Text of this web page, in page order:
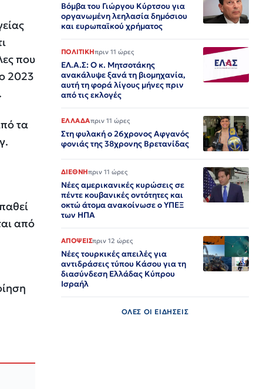
που
2023
τα
από
Βόμβα του Γιώργου Κύρτσου για
οργανωμένη λεηλασία δημόσιου
και ευρωπαϊκού χρήματος
ΠΟΛΙΤΙΚΗπριν 11 ώρες
ΕΛ.Α.Σ: Ο κ. Μητσοτάκης
ανακάλυψε ξανά τη βιομηχανία,
αυτή τη φορά λίγους μήνες πριν
από τις εκλογές
ΕΛΛΑΔΑπριν 11 ώρες
Στη φυλακή ο 26χρονος Αφγανός
φονιάς της 38χρονης Βρετανίδας
ΔΙΕΘΝΗπριν 11 ώρες
Νέες αμερικανικές κυρώσεις σε
πέντε κουβανικές οντότητες και
οκτώ άτομα ανακοίνωσε ο ΥΠΕΞ
των ΗΠΑ
ΑΠΟΨΕΙΣπριν 12 ώρες
Νέες τουρκικές απειλές για
αντιδράσεις τύπου Κάσου για τη
διασύνδεση Ελλάδας Κύπρου
Ισραήλ
ΟΛΕΣ ΟΙ ΕΙΔΗΣΕΙΣ